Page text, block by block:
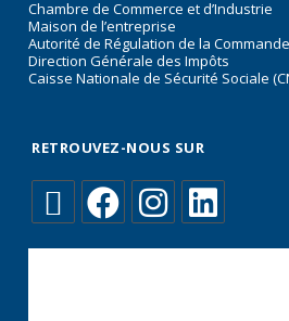
Chambre de Commerce et d’Industrie
Maison de l’entreprise
Autorité de Régulation de la
Direction Générale des Impôts
Caisse Nationale de Sécurité Sociale
RETROUVEZ-NOUS SUR